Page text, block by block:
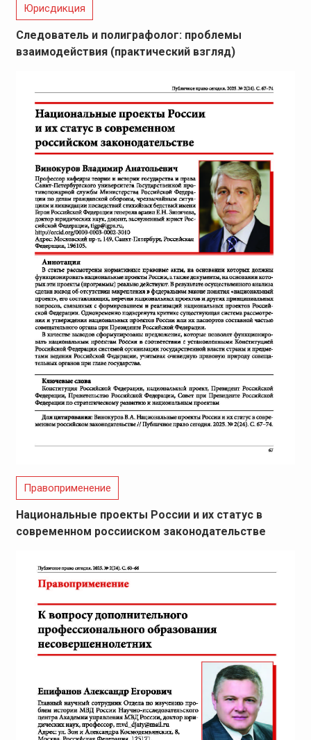
Юрисдикция
Следователь и полиграфолог: проблемы
взаимодействия (практический взгляд)
Правоприменение
Национальные проекты России и их статус в
современном россииском законодательстве